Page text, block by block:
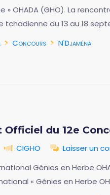
» OHADA (GHO). La
du 13 au 18
Concours N'Djaména
Officiel du 12e
CIGHO Laisser un
Génies en Herbe
« Génies en Herbe